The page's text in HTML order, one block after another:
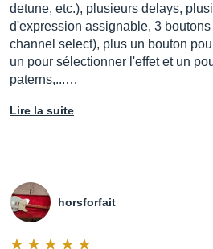
detune, etc.), plusieurs delays,
d'expression assignable, 3
channel select), plus un bouton
un pour sélectionner l'effet et un
paterns,...…
Lire la suite
horsforfait